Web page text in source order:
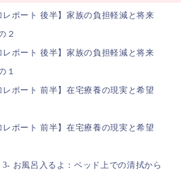
レポート 後半】家族の負担軽減と将来
２
レポート 後半】家族の負担軽減と将来
１
レポート 前半】在宅療養の現実と希望
レポート 前半】在宅療養の現実と希望
お風呂入るよ：ベッド上での清拭から